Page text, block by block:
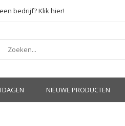
bedrijf? Klik hier!
NIEUWE PRODUCTEN